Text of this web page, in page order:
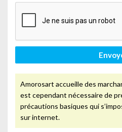
Amorosart accueille des
est cependant nécessaire de
précautions basiques qui
sur internet.